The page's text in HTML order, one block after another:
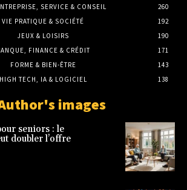
SERVICE & CONSEIL
260
VIE PRATIQUE & SOCIÉTÉ
192
JEUX & LOISIRS
190
FINANCE & CRÉDIT
171
FORME & BIEN-ÊTRE
143
HIGH TECH, IA & LOGICIEL
138
images
seniors : le
doubler l’offre